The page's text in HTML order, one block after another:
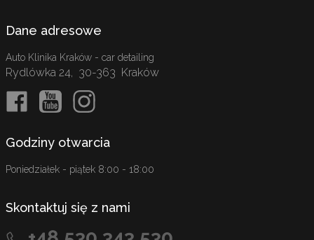
Dane adresowe
Auto Klinika Kraków - car detailing
Rydlówka 24, 30-363 Kraków
Godziny otwarcia
Poniedziałek - piątek 8:00 - 18:00
Skontaktuj się z nami